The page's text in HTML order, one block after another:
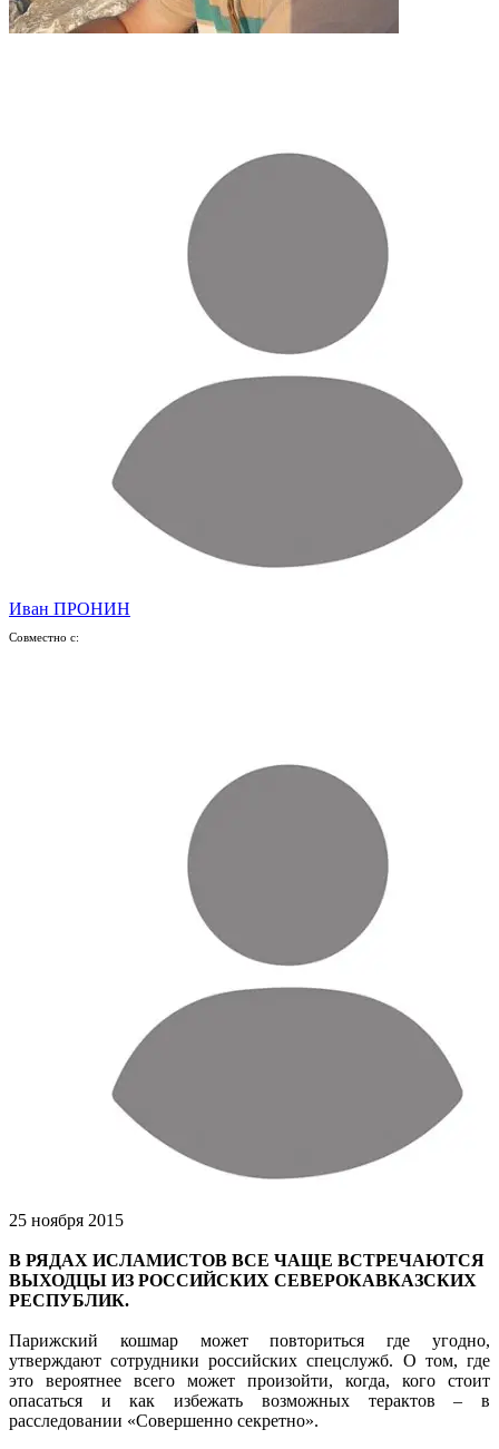
Иван ПРОНИН
Совместно с:
25 ноября 2015
В РЯДАХ ИСЛАМИСТОВ ВСЕ ЧАЩЕ ВСТРЕЧАЮТСЯ
ВЫХОДЦЫ ИЗ РОССИЙСКИХ СЕВЕРОКАВКАЗСКИХ
РЕСПУБЛИК.
Парижский кошмар может повториться где угодно,
утверждают сотрудники российских спецслужб. О том, где
это вероятнее всего может произойти, когда, кого стоит
опасаться и как избежать возможных терактов – в
расследовании «Совершенно секретно».